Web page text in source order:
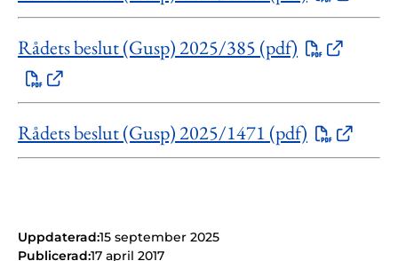
Rådets beslut (Gusp) 2025/385 (pdf)
Rådets beslut (Gusp) 2025/1471 (pdf)
Uppdaterad:15 september 2025
Publicerad:17 april 2017